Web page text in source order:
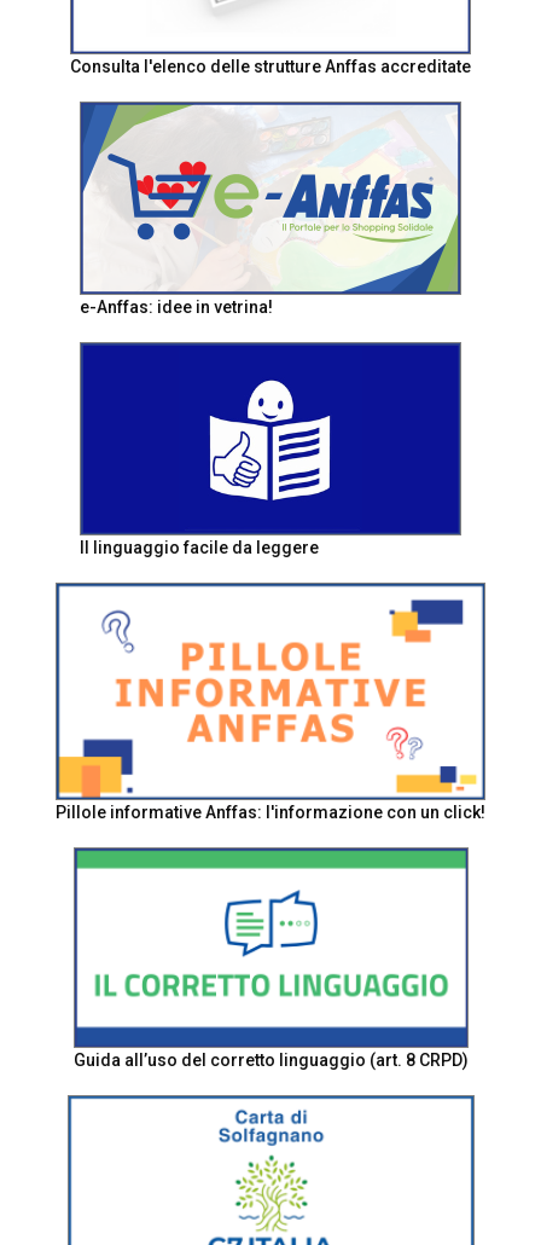
Consulta l'elenco delle strutture Anffas accreditate
e-Anffas: idee in vetrina!
Il linguaggio facile da leggere
Pillole informative Anffas: l'informazione con un click!
Guida all’uso del corretto linguaggio (art. 8 CRPD)